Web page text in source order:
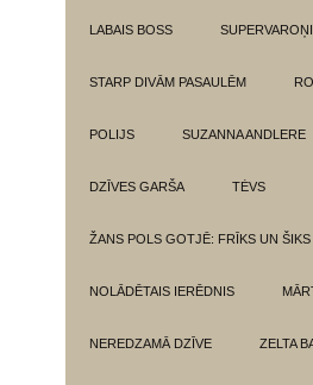
LABAIS BOSS SUPERVAROŅI
STARP DIVĀM PASAULĒM
POLIJS SUZANNA ANDLERE
DZĪVES GARŠA TĖVS
ŽANS POLS GOTJĒ: FRĪKS UN ŠIKS
NOLĀDĒTAIS IERĒDNIS
NEREDZAMĀ DZĪVE ZELTA